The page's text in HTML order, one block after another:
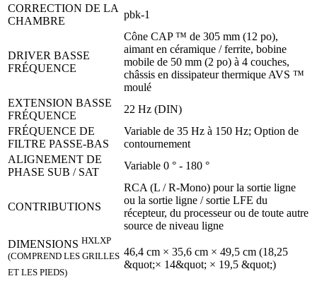
CORRECTION DE LA
CHAMBRE
pbk-1
DRIVER BASSE
FRÉQUENCE
Cône CAP ™ de 305 mm (12 po),
aimant en céramique / ferrite, bobine
mobile de 50 mm (2 po) à 4 couches,
châssis en dissipateur thermique AVS ™
moulé
EXTENSION BASSE
FRÉQUENCE
22 Hz (DIN)
FRÉQUENCE DE
FILTRE PASSE-BAS
Variable de 35 Hz à 150 Hz; Option de
contournement
ALIGNEMENT DE
PHASE SUB / SAT
Variable 0 ° - 180 °
CONTRIBUTIONS
RCA (L / R-Mono) pour la sortie ligne
ou la sortie ligne / sortie LFE du
récepteur, du processeur ou de toute autre
source de niveau ligne
DIMENSIONS HXLXP
(COMPREND LES GRILLES
ET LES PIEDS)
46,4 cm × 35,6 cm × 49,5 cm (18,25
&quot;× 14&quot; × 19,5 &quot;)